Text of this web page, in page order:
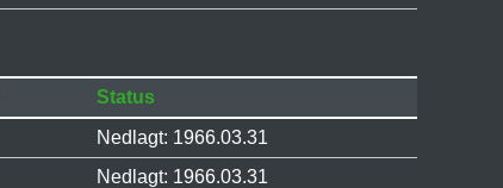
Status
Nedlagt: 1966.03.31
Nedlagt: 1966.03.31